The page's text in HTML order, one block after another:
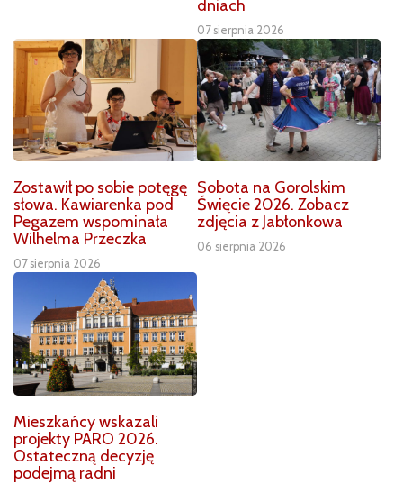
dniach
07 sierpnia 2026
Zostawił po sobie potęgę
słowa. Kawiarenka pod
Pegazem wspominała
Wilhelma Przeczka
07 sierpnia 2026
Sobota na Gorolskim
Święcie 2026. Zobacz
zdjęcia z Jabłonkowa
06 sierpnia 2026
Mieszkańcy wskazali
projekty PARO 2026.
Ostateczną decyzję
podejmą radni